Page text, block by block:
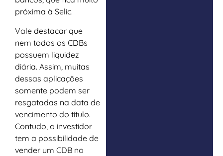
próxima à Selic.
Vale destacar que
nem todos os CDBs
possuem liquidez
diária. Assim, muitas
dessas aplicações
somente podem ser
resgatadas na data de
vencimento do título.
Contudo, o investidor
tem a possibilidade de
vender um CDB no